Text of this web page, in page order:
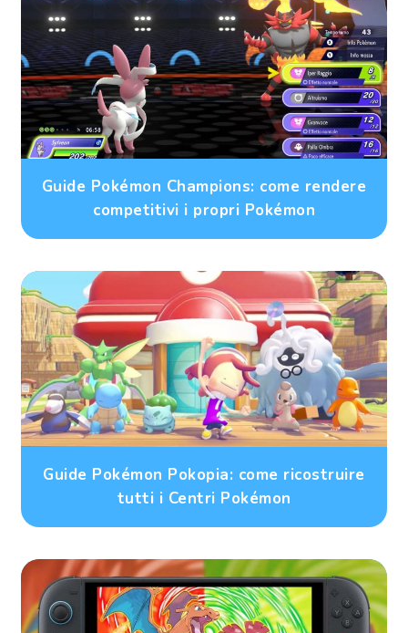
Guide Pokémon Champions: come rendere
competitivi i propri Pokémon
Guide Pokémon Pokopia: come ricostruire
tutti i Centri Pokémon